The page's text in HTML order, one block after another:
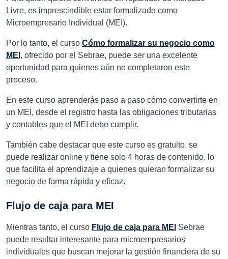
Livre, es imprescindible estar formalizado como
Microempresario Individual (MEI).
Por lo tanto, el curso Cómo formalizar su negocio como
MEI , ofrecido por el Sebrae, puede ser una excelente
oportunidad para quienes aún no completaron este
proceso.
En este curso aprenderás paso a paso cómo convertirte en
un MEI, desde el registro hasta las obligaciones tributarias
y contables que el MEI debe cumplir.
También cabe destacar que este curso es gratuito, se
puede realizar online y tiene solo 4 horas de contenido, lo
que facilita el aprendizaje a quienes quieran formalizar su
negocio de forma rápida y eficaz.
Flujo de caja para MEI
Mientras tanto, el curso Flujo de caja para MEI Sebrae
puede resultar interesante para microempresarios
individuales que buscan mejorar la gestión financiera de su